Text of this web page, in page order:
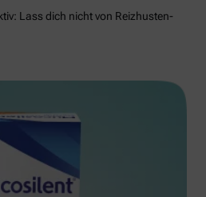
Lass dich nicht von Reizhusten-